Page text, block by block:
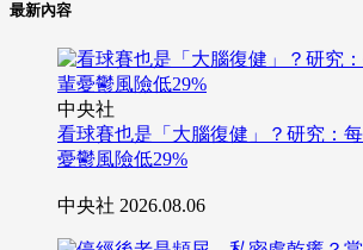
最新內容
中央社
看球賽也是「大腦復健」？研究：
憂鬱風險低29%
中央社 2026.08.06